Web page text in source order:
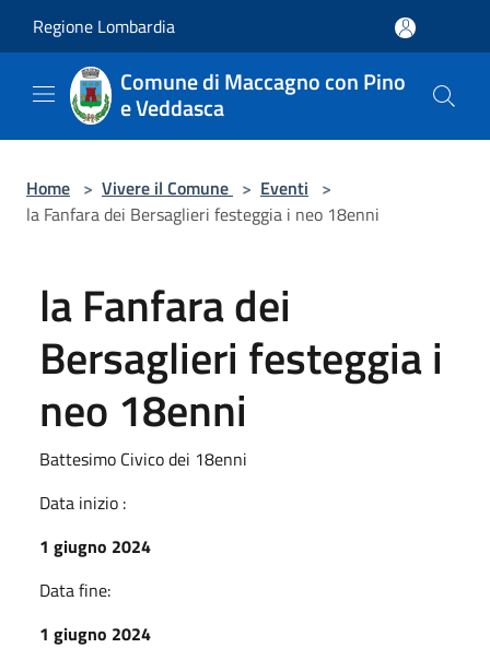
Regione Lombardia
Comune di Maccagno con Pino
e Veddasca
Home > Vivere il Comune > Eventi >
la Fanfara dei Bersaglieri festeggia i neo 18enni
la Fanfara dei
Bersaglieri festeggia i
neo 18enni
Battesimo Civico dei 18enni
Data inizio :
1 giugno 2024
Data fine:
1 giugno 2024